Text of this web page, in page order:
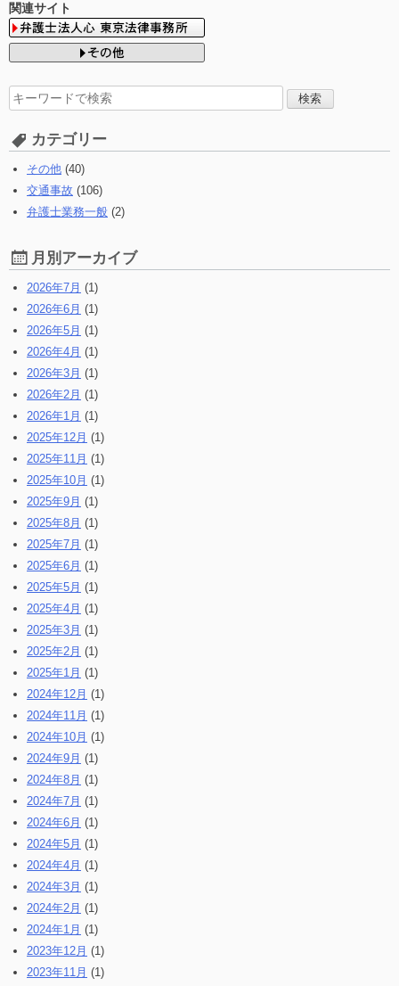
関連サイト
検
索
す
る:
カテゴリー
その他 (40)
交通事故 (106)
弁護士業務一般 (2)
月別アーカイブ
2026年7月 (1)
2026年6月 (1)
2026年5月 (1)
2026年4月 (1)
2026年3月 (1)
2026年2月 (1)
2026年1月 (1)
2025年12月 (1)
2025年11月 (1)
2025年10月 (1)
2025年9月 (1)
2025年8月 (1)
2025年7月 (1)
2025年6月 (1)
2025年5月 (1)
2025年4月 (1)
2025年3月 (1)
2025年2月 (1)
2025年1月 (1)
2024年12月 (1)
2024年11月 (1)
2024年10月 (1)
2024年9月 (1)
2024年8月 (1)
2024年7月 (1)
2024年6月 (1)
2024年5月 (1)
2024年4月 (1)
2024年3月 (1)
2024年2月 (1)
2024年1月 (1)
2023年12月 (1)
2023年11月 (1)